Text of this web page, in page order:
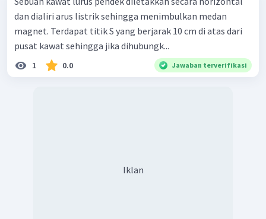
dan dialiri arus listrik sehingga menimbulkan medan
magnet. Terdapat titik S yang berjarak 10 cm di atas dari
pusat kawat sehingga jika dihubungk...
1 0.0 Jawaban terverifikasi
Iklan